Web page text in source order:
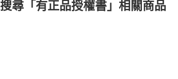
搜尋「有正品授權書」相關商品